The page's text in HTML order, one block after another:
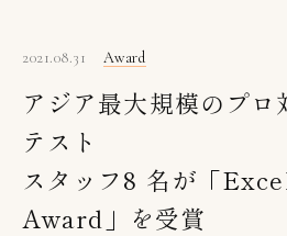
2021.08.31 Award
アジア最大規模のプロ
テスト
スタッフ8 名が「
Award」を受賞